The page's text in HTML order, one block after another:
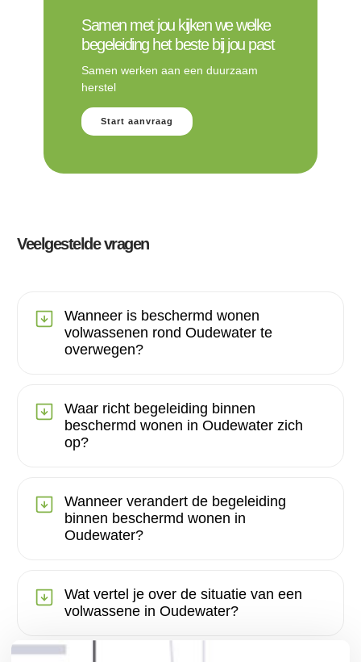
Samen met jou kijken we welke
begeleiding het beste bij jou past
Samen werken aan een duurzaam
herstel
Start aanvraag
Veelgestelde vragen
Wanneer is beschermd wonen
volwassenen rond Oudewater te
overwegen?
Waar richt begeleiding binnen
beschermd wonen in Oudewater zich
op?
Wanneer verandert de begeleiding
binnen beschermd wonen in
Oudewater?
Wat vertel je over de situatie van een
volwassene in Oudewater?